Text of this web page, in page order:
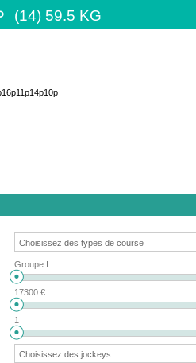
(14) 59.5 KG
Groupe I
17300 €
1